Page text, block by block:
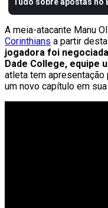
A meia-atacante Manu
Corinthians a partir
jogadora foi
Dade College, equipe
atleta tem apresentação
um novo capítulo em sua